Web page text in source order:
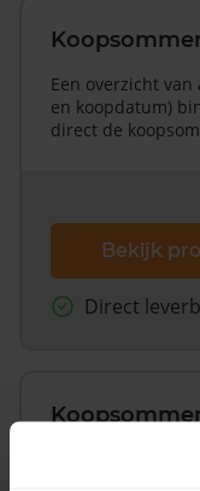
Een overzicht
en koopdatum)
direct de
Bekijk
Direct